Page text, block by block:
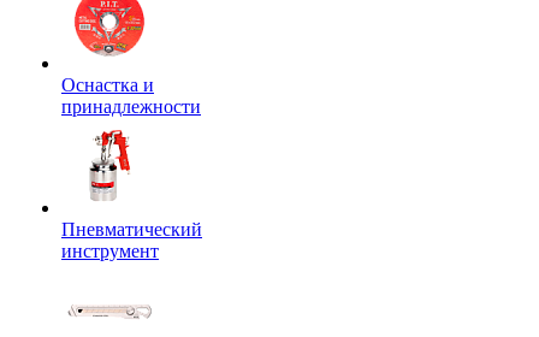
Оснастка и
принадлежности
Пневматический
инструмент